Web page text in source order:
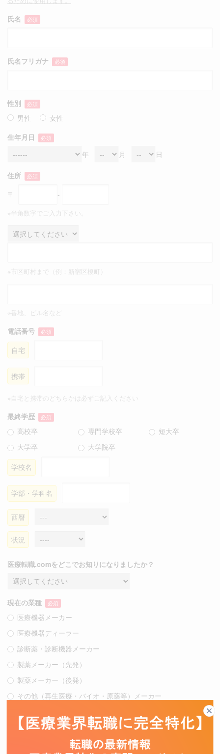
氏名 必須
氏名フリガナ 必須
性別 必須
男性
女性
生年月日
必須
年 月 日
住所 必須
〒 -
※半角数字でご入力下さい。
※市区町村まで（例：新宿区榎町）
※番地、ビル名など
電話番号 必須
自宅
携帯
※自宅と携帯のどちらかは必ずご記入ください
最終学歴 必須
高校卒 専門学校卒
短大卒
大学卒
大学院卒
学校名
学部・学科名
西暦
状況
医療転職.comをどこでお知りになりましたか？
現在の業種 必須
医療機器メーカー
医療機器ディーラー
診断薬・診断機器メーカー
製薬メーカー（先発）
製薬メーカー（後発）
その他（再生医療・バイオ・原薬等）メーカー
輸入商社